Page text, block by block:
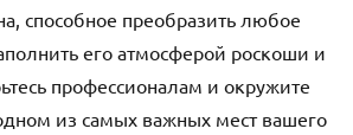
способное преобразить любое
его атмосферой роскоши и
профессионалам и окружите
из самых важных мест вашего